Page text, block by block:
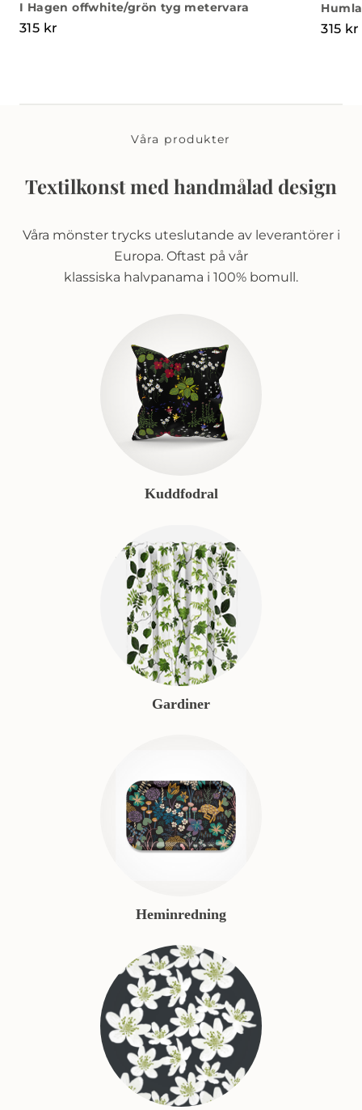
I Hagen offwhite/grön tyg metervara
315 kr 315 kr
Våra produkter
Textilkonst med handmålad design
Våra mönster trycks uteslutande av leverantörer i
Europa. Oftast på vår
klassiska halvpanama i 100% bomull.
Kuddfodral
Gardiner
Heminredning